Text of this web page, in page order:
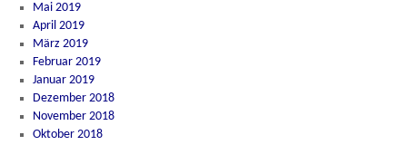
Mai 2019
April 2019
März 2019
Februar 2019
Januar 2019
Dezember 2018
November 2018
Oktober 2018